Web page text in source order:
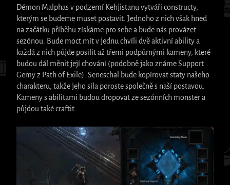
Démon Malphas v podzemí Kehjistanu vytváří constructy,
kterým se budeme muset postavit. Jednoho z nich však hned
na začátku příběhu získáme pro sebe a bude nás provázet
sezónou. Bude moct mít v jednu chvíli dvě aktivní ability a
každá z nich půjde posílit až třemi podpůrnými kameny, které
budou dál měnit její chování (podobně jako známe Support
Gemy z Path of Exile). Seneschal bude kopírovat staty našeho
charakteru, takže jeho síla poroste společně s naší postavou.
Kameny s abilitami budou dropovat ze sezónních monster a
půjdou také craftit.